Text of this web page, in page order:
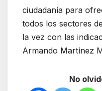
ciudadanía para
todos los sectores
la vez con las
Armando Martínez
No